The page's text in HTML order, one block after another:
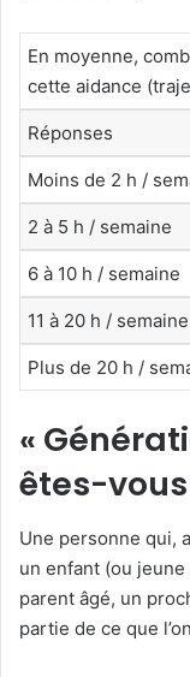
En moyenne,
cette aidance
Réponses
Moins de 2 h /
2 à 5 h / semaine
6 à 10 h / semaine
11 à 20 h / semaine
Plus de 20 h /
«
êtes-
Une personne qui,
un enfant (ou
parent âgé, un
partie de ce que